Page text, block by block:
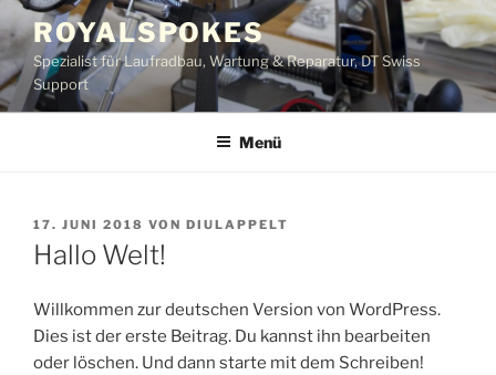
Zum
Inhalt
springen
ROYALSPOKES
Spezialist für Laufradbau, Wartung & Reparatur, DT Swiss
Support
Menü
VERÖFFENTLICHT
AM
17. JUNI 2018 VON DIULAPPELT
Hallo Welt!
Willkommen zur deutschen Version von WordPress.
Dies ist der erste Beitrag. Du kannst ihn bearbeiten
oder löschen. Und dann starte mit dem Schreiben!